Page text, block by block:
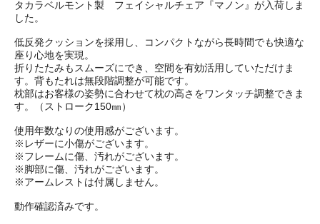
タカラベルモント製 フェイシャルチェア『マノン』が入荷しま
した。
低反発クッションを採用し、コンパクトながら長時間でも快適な
座り心地を実現。
折りたたみもスムーズにでき、空間を有効活用していただけま
す。背もたれは無段階調整が可能です。
枕部はお客様の姿勢に合わせて枕の高さをワンタッチ調整できま
す。（ストローク150㎜）
使用年数なりの使用感がございます。
※レザーに小傷がございます。
※フレームに傷、汚れがございます。
※脚部に傷、汚れがございます。
※アームレストは付属しません。
動作確認済みです。